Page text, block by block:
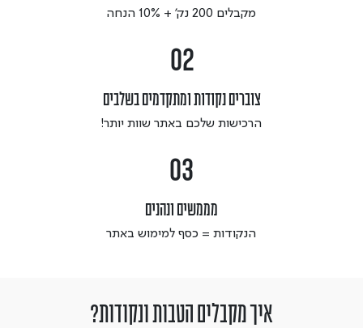
02
צוברים נקודות ומתקדמים בשלבים
03
מממשים ונהנים
איך מקבלים הטבות ונקודות?